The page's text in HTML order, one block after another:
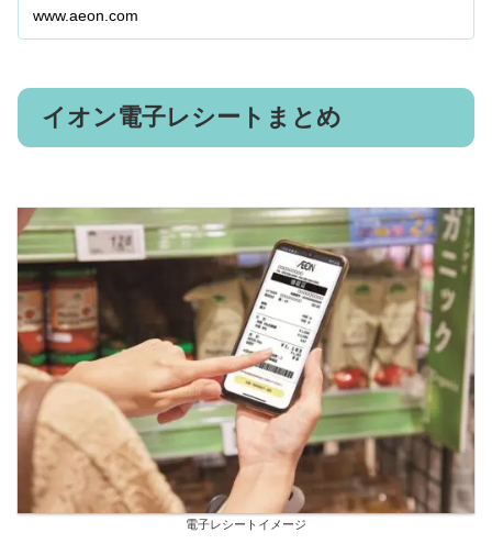
www.aeon.com
イオン電子レシートまとめ
電子レシートイメージ